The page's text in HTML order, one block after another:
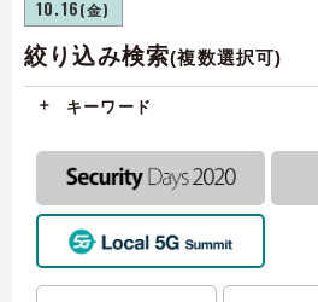
10.16(金)
絞り込み検索(複数選択可)
キーワード